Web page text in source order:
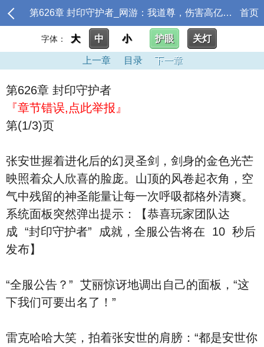
第626章 封印守护者_网游：我道尊，伤害高亿点怎么啦 首页
字体： 大 中 小 护眼 关灯
上一章 目录 下一章
第626章 封印守护者
『章节错误,点此举报』
第(1/3)页
张安世握着进化后的幻灵圣剑，剑身的金色光芒
映照着众人欣喜的脸庞。山顶的风卷起衣角，空
气中残留的神圣能量让每一次呼吸都格外清爽。
系统面板突然弹出提示：【恭喜玩家团队达
成 “封印守护者” 成就，全服公告将在 10 秒后
发布】
“全服公告？” 艾丽惊讶地调出自己的面板，“这
下我们可要出名了！”
雷克哈哈大笑，拍着张安世的肩膀：“都是安世你